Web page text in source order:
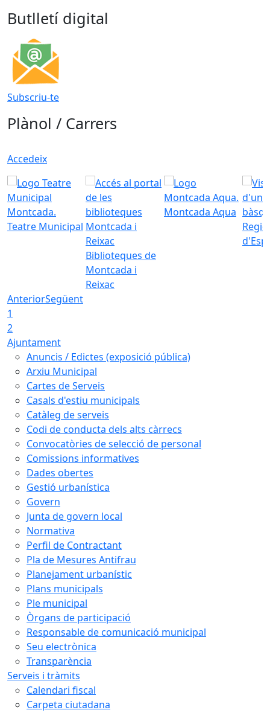
Butlletí digital
Subscriu-te
Plànol / Carrers
Accedeix
Teatre Municipal
Biblioteques de
Montcada i
Reixac
Montcada Aqua
AnteriorSegüent
1
2
Ajuntament
Anuncis / Edictes (exposició pública)
Arxiu Municipal
Cartes de Serveis
Casals d'estiu municipals
Catàleg de serveis
Codi de conducta dels alts càrrecs
Convocatòries de selecció de personal
Comissions informatives
Dades obertes
Gestió urbanística
Govern
Junta de govern local
Normativa
Perfil de Contractant
Pla de Mesures Antifrau
Planejament urbanístic
Plans municipals
Ple municipal
Òrgans de participació
Responsable de comunicació municipal
Seu electrònica
Transparència
Serveis i tràmits
Calendari fiscal
Carpeta ciutadana